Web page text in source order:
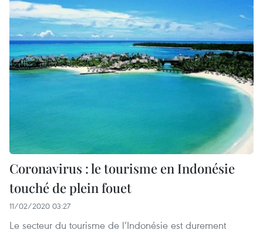
Coronavirus : le tourisme en Indonésie
touché de plein fouet
11/02/2020 03:27
Le secteur du tourisme de l’Indonésie est durement